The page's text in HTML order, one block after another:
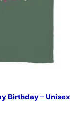
Birthday – Unisex